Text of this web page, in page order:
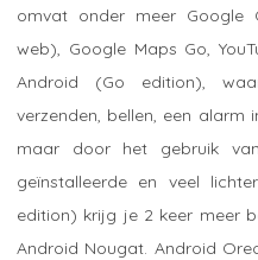
omvat onder meer Google
web), Google Maps Go,
Android (Go edition),
verzenden, bellen, een alarm
maar door het gebruik
geïnstalleerde en veel
edition) krijg je 2 keer meer
Android Nougat. Android